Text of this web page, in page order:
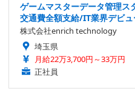
ゲームマスターデータ管理
交通費全額支給/IT業界デビュ
株式会社enrich technology
埼玉県
月給22万3,700円～33万円
正社員